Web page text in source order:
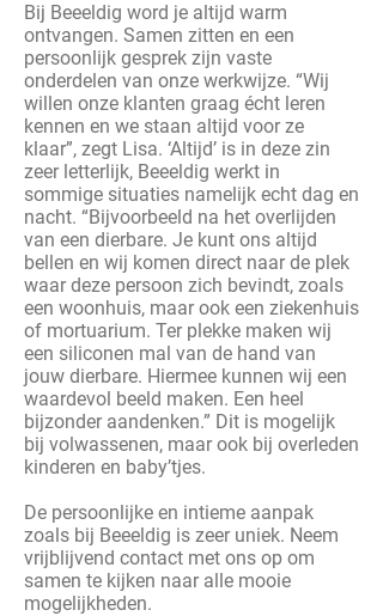
Bij Beeeldig word je altijd warm
ontvangen. Samen zitten en een
persoonlijk gesprek zijn vaste
onderdelen van onze werkwijze. “Wij
willen onze klanten graag écht leren
kennen en we staan altijd voor ze
klaar”, zegt Lisa. ‘Altijd’ is in deze zin
zeer letterlijk, Beeeldig werkt in
sommige situaties namelijk echt dag en
nacht. “Bijvoorbeeld na het overlijden
van een dierbare. Je kunt ons altijd
bellen en wij komen direct naar de plek
waar deze persoon zich bevindt, zoals
een woonhuis, maar ook een ziekenhuis
of mortuarium. Ter plekke maken wij
een siliconen mal van de hand van
jouw dierbare. Hiermee kunnen wij een
waardevol beeld maken. Een heel
bijzonder aandenken.” Dit is mogelijk
bij volwassenen, maar ook bij overleden
kinderen en baby’tjes.
De persoonlijke en intieme aanpak
zoals bij Beeeldig is zeer uniek. Neem
vrijblijvend contact met ons op om
samen te kijken naar alle mooie
mogelijkheden.